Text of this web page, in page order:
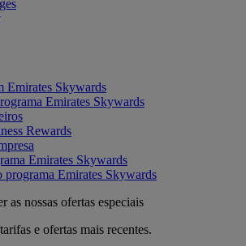
Emirates Skywards
Emirates Skywards
Rewards
Emirates Skywards
programa Emirates Skywards
as nossas ofertas especiais
e ofertas mais recentes.